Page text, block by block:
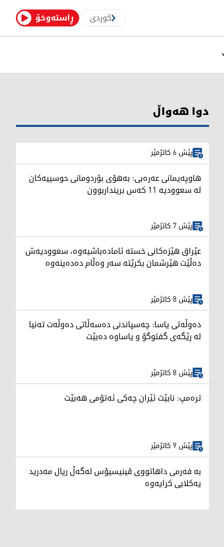
ڕاستەوخۆ کوردی
دوا هەواڵ
پێش 6 کاتژمێر
هاوپەیمانی عەرەبی: بەهۆی بۆردومانی حوسییەکان
لە سعوودیە 11 کەس برینداربوون
پێش 7 کاتژمێر
عێراق هێزەکانی خستە ئامادەباشیەوە، سعوودیەش
دەڵێت هێرشمان بکرێتە سەر وەڵام دەدەینەوە
پێش 8 کاتژمێر
دەوڵەتی یاسا: چەسپاندنی دەسەڵاتی دەوڵەت تەنیا
لە رێگەی گفتوگۆ و یاساوە دەبێت
پێش 8 کاتژمێر
ترەمپ: نابێت ئێران چەکی ئەتۆمی هەبێت
پێش 9 کاتژمێر
بە فەرمی داهاتووی ڤینیسیۆس لەگەڵ ریال مەدرید
یەکلایی کرایەوە